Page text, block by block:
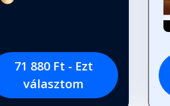
71 880 Ft - Ezt
választom